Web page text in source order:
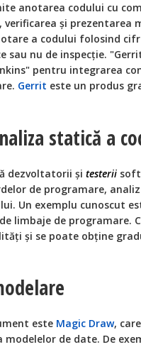
anotarea codului cu
verificarea şi prezentarea
a codului folosind
sau nu de inspecţie.
pentru integrarea
Gerrit este un produs
statică a
dezvoltatorii şi testerii
de programare,
Un exemplu cunoscut
limbaje de programare.
şi se poate obţine
este Magic Draw,
de date. De